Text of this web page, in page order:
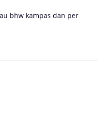
bhw kampas dan per